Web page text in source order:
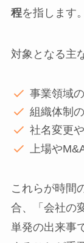
程を指します。
対象となる主
事業領域
組織体制
社名変更
上場や
これらが時間
合、「会社の
単発の出来事